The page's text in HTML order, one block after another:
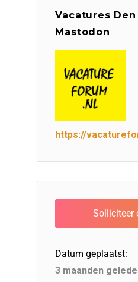
Vacatures
Mastodon
https://
Datum geplaatst:
3 maanden